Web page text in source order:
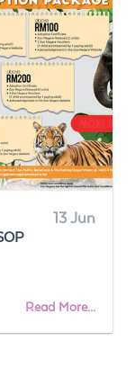
13 Jun
Read More...